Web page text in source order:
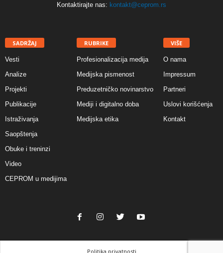
Kontaktirajte nas: kontakt@ceprom.rs
SADRŽAJ
Vesti
Analize
Projekti
Publikacije
Istraživanja
Saopštenja
Obuke i treninzi
Video
CEPROM u medijima
RUBRIKE
Profesionalizacija medija
Medijska pismenost
Preduzetničko novinarstvo
Mediji i digitalno doba
Medijska etika
VIŠE
O nama
Impressum
Partneri
Uslovi korišćenja
Kontakt
Politika privatnosti